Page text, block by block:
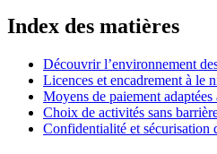
Index des matières
Découvrir l’environnement
Licences et encadrement à le
Moyens de paiement
Choix de activités sans
Confidentialité et sécurisation